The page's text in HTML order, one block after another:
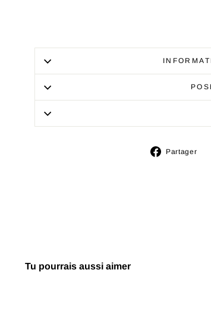
Partager
Tu pourrais aussi aimer